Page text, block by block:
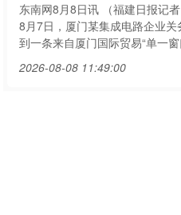
东南网8月8日讯 （福建日报记
8月7日，厦门某集成电路企业
到一条来自厦门国际贸易“单一
2026-08-08 11:49:00